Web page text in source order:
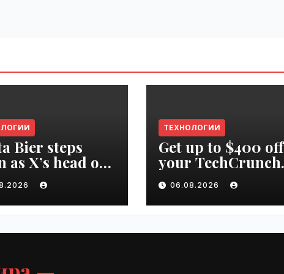
Bier steps
as X’s head of
| VseTime.ru
ТЕХНОЛОГИИ
Get up to $400 off
your TechCrunch
Disrupt 2026 pass
until Friday |
VseTime.ru
06.08.2026